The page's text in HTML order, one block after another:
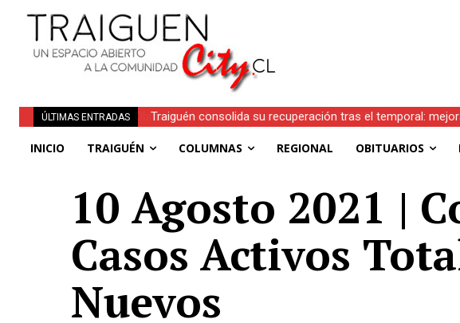
ÚLTIMAS ENTRADAS
Traiguén consolida su recuperación tras el temporal:
INICIO TRAIGUÉN COLUMNAS REGIONAL OBITUARIOS
10 Agosto 2021 |
Casos Activos
Nuevos